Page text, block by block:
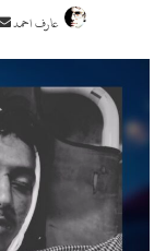
عارف احمد